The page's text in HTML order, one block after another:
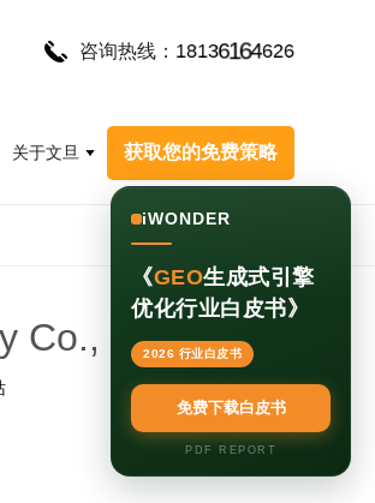
咨询热线： 18136164626
关于文旦 获取您的免费策略
Co., Ltd.
iWONDER
《GEO生成式引擎
优化行业白皮书》
2026 行业白皮书
免费下载白皮书
PDF REPORT